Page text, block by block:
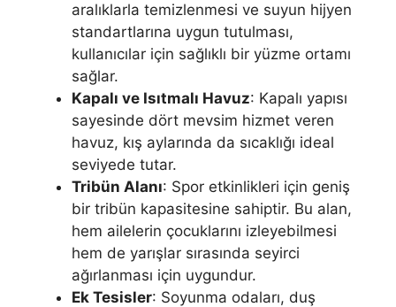
aralıklarla temizlenmesi ve suyun hijyen
standartlarına uygun tutulması,
kullanıcılar için sağlıklı bir yüzme ortamı
sağlar.
Kapalı ve Isıtmalı Havuz: Kapalı yapısı
sayesinde dört mevsim hizmet veren
havuz, kış aylarında da sıcaklığı ideal
seviyede tutar.
Tribün Alanı: Spor etkinlikleri için geniş
bir tribün kapasitesine sahiptir. Bu alan,
hem ailelerin çocuklarını izleyebilmesi
hem de yarışlar sırasında seyirci
ağırlanması için uygundur.
Ek Tesisler: Soyunma odaları, duş